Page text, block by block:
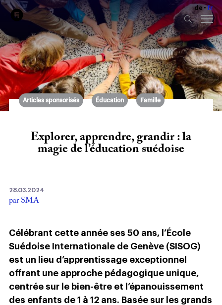
de fr
Articles sponsorisés Éducation Famille
Explorer, apprendre, grandir : la
magie de l’éducation suédoise
28.03.2024
par SMA
Célébrant cette année ses 50 ans, l’École
Suédoise Internationale de Genève (SISOG)
est un lieu d’apprentissage exceptionnel
offrant une approche pédagogique unique,
centrée sur le bien-être et l’épanouissement
des enfants de 1 à 12 ans. Basée sur les grands